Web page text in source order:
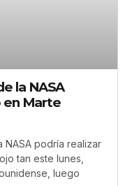
la NASA
en Marte
NASA podría realizar
tan este lunes,
luego